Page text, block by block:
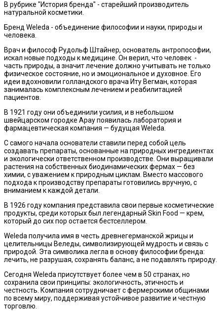
В рубрике "История бренда" - старейший производитель
натуральной косметики.
Бренд Weleda - объединение философии и науки, природы и
человека.
Врач и философ Рудольф Штайнер, основатель антропософии,
искал новые подходы к медицине. Он верил, что человек -
часть природы, а значит лечение должно учитывать не только
физическое состояние, но и эмоциональное и духовное. Его
идеи вдохновили голландского врача Иту Вегман, которая
занималась комплексным лечением и реабилитацией
пациентов.
В 1921 году они объединили усилия, и в небольшом
швейцарском городке Арау появилась лаборатория и
фармацевтическая компания — будущая Weleda.
С самого начала основатели ставили перед собой цель
создавать препараты, основанные на природных ингредиентах
и экологически ответственном производстве. Они выращивали
растения на собственных биодинамических фермах — без
химии, с уважением к природным циклам. Вместо массового
подхода к производству препараты готовились вручную, с
вниманием к каждой детали.
В 1926 году компания представила свои первые косметические
продукты, среди которых был легендарный Skin Food — крем,
который до сих пор остается бестселлером.
Weleda получила имя в честь древнегерманской жрицы и
целительницы Веледы, символизирующей мудрость и связь с
природой. Эта символика легла в основу философии бренда:
лечить, не разрушая, сохранять баланс, а не подавлять природу.
Сегодня Weleda присутствует более чем в 50 странах, но
сохранила свои принципы: экологичность, этичность и
честность. Компания сотрудничает с фермерскими общинами
по всему миру, поддерживая устойчивое развитие и честную
торговлю.